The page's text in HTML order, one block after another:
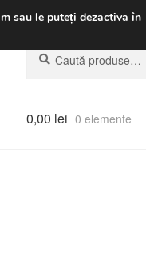
229 6816
Caută
după:
Caută
0,00 lei 0 elemente
sau le puteți dezactiva în